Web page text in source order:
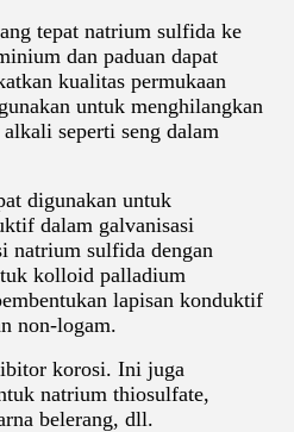
tepat natrium sulfida ke
dan paduan dapat
kualitas permukaan
untuk menghilangkan
seperti seng dalam
digunakan untuk
dalam galvanisasi
natrium sulfida dengan
kolloid palladium
lapisan konduktif
non-logam.
korosi. Ini juga
natrium thiosulfate,
belerang, dll.